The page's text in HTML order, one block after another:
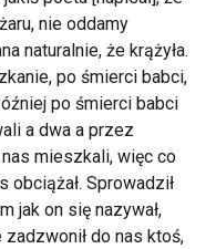
nie oddamy
naturalnie, że krążyła.
po śmierci babci,
po śmierci babci
a dwa a przez
mieszkali, więc co
obciążał. Sprowadził
jak on się nazywał,
do nas ktoś,